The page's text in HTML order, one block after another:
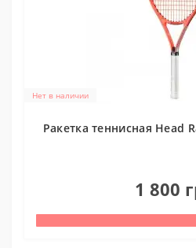
Нет в наличии
Ракетка теннисная Head
1 800